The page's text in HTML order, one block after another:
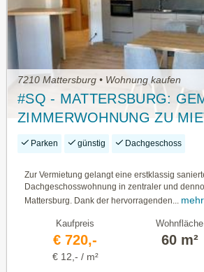
7210 Mattersburg • Wohnung kaufen
#SQ - MATTERSBURG:
ZIMMERWOHNUNG ZU
Parken günstig Dachgeschoss
Zur Vermietung gelangt eine erstklassig
Dachgeschosswohnung in zentraler und
Mattersburg. Dank der hervorragenden...
Kaufpreis
€ 720,-
€ 12,- / m²
Wohnfläche
60 m²